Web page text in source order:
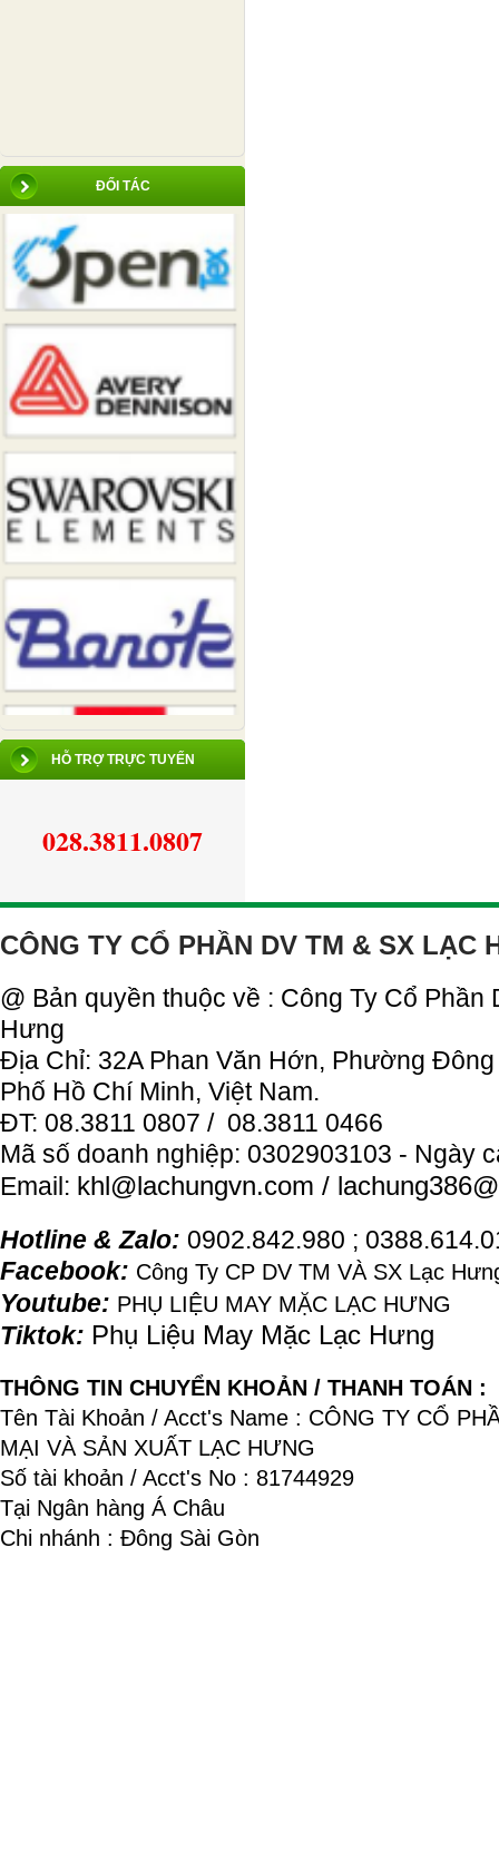
ĐỐI TÁC
HỖ TRỢ TRỰC TUYẾN
028.3811.0807
CÔNG TY CỔ PHẦN DV TM & SX LẠC
@ Bản quyền thuộc về : Công Ty Cổ Phần
Hưng
Địa Chỉ: 32A Phan Văn Hớn, Phường
Phố Hồ Chí Minh, Việt Nam.
ĐT: 08.3811 0807 / 08.3811 0466
Mã số doanh nghiệp: 0302903103 - Ngày
Email: khl@lachungvn.com /
Hotline & Zalo: 0902.842.980 ;
Facebook: Công Ty CP DV TM VÀ SX Lạc
Youtube: PHỤ LIỆU MAY MẶC LẠC HƯNG
Tiktok: Phụ Liệu May Mặc Lạc Hưng
THÔNG TIN CHUYỂN KHOẢN / THANH TOÁN :
Tên Tài Khoản / Acct's Name : CÔNG TY CỔ
MẠI VÀ SẢN XUẤT LẠC HƯNG
Số tài khoản / Acct's No : 81744929
Tại Ngân hàng Á Châu
Chi nhánh : Đông Sài Gòn